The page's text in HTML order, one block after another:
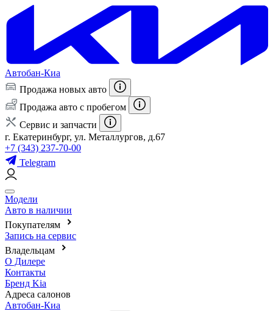
Автобан-Киа
Продажа новых авто
Продажа авто с пробегом
Сервис и запчасти
г. Екатеринбург, ул. Металлургов, д.67
+7 (343) 237-70-00
Telegram
Модели
Авто в наличии
Покупателям
Запись на сервис
Владельцам
О Дилере
Контакты
Бренд Kia
Адреса салонов
Автобан-Киа